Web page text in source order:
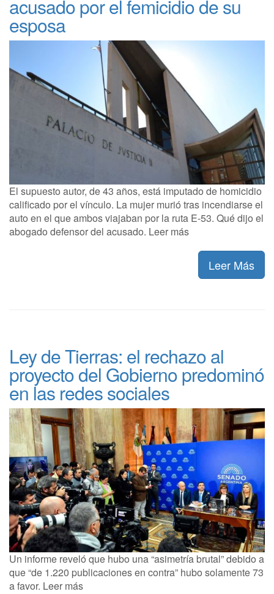
acusado por el femicidio de su
esposa
El supuesto autor, de 43 años, está imputado de homicidio
calificado por el vínculo. La mujer murió tras incendiarse el
auto en el que ambos viajaban por la ruta E-53. Qué dijo el
abogado defensor del acusado. Leer más
Leer Más
Ley de Tierras: el rechazo al
proyecto del Gobierno predominó
en las redes sociales
Un informe reveló que hubo una “asimetría brutal” debido a
que “de 1.220 publicaciones en contra” hubo solamente 73
a favor. Leer más